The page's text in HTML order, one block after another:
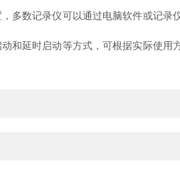
数记录仪可以通过电脑软件或记录
延时启动等方式，可根据实际使用